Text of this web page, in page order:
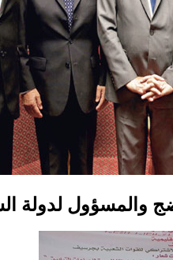
والمسؤول لدولة